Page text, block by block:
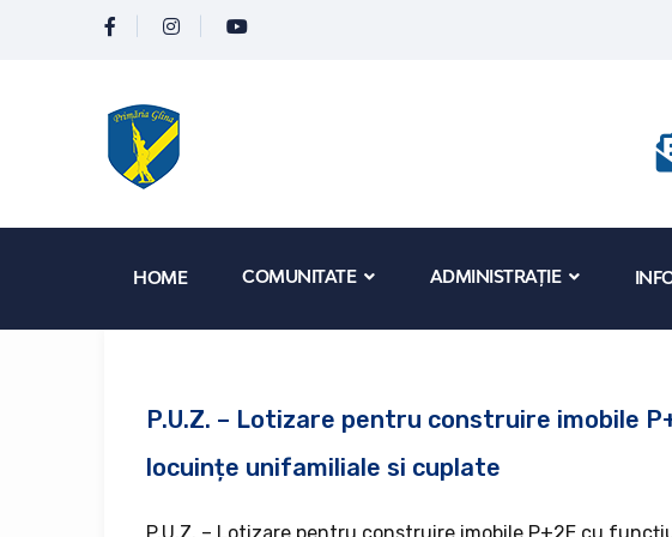
HOME COMUNITATE ADMINISTRAȚIE
P.U.Z. – Lotizare pentru construire imobile
locuințe unifamiliale si cuplate